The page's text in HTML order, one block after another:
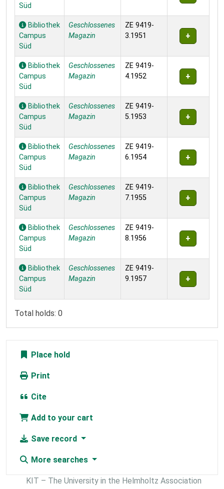
Süd
Bibliothek
Campus
Süd
Geschlossenes
Magazin
ZE 9419-
3.1951
Bibliothek
Campus
Süd
Geschlossenes
Magazin
ZE 9419-
4.1952
Bibliothek
Campus
Süd
Geschlossenes
Magazin
ZE 9419-
5.1953
Bibliothek
Campus
Süd
Geschlossenes
Magazin
ZE 9419-
6.1954
Bibliothek
Campus
Süd
Geschlossenes
Magazin
ZE 9419-
7.1955
Bibliothek
Campus
Süd
Geschlossenes
Magazin
ZE 9419-
8.1956
Bibliothek
Campus
Süd
Geschlossenes
Magazin
ZE 9419-
9.1957
Total holds: 0
Place hold
Print
Cite
Add to your cart
Save record
More searches
KIT – The University in the Helmholtz Association